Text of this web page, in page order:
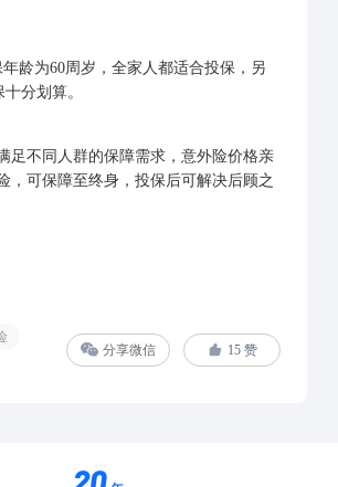
龄为60周岁，全家人都适合投保，另
分划算。
不同人群的保障需求，意外险价格亲
，可保障至终身，投保后可解决后顾之
分享微信 15赞